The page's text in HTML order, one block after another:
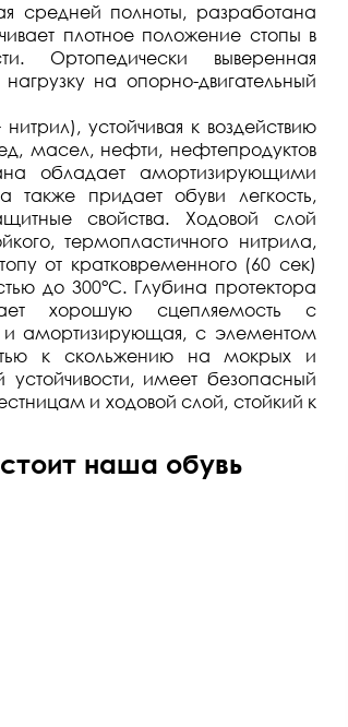
средней полноты, разработана
плотное положение стопы в
Ортопедически выверенная
на опорно-двигательный
устойчивая к воздействию
масел, нефти, нефтепродуктов
обладает амортизирующими
также придает обуви легкость,
свойства. Ходовой слой
термопластичного нитрила,
от кратковременного (60 сек)
до 300°С. Глубина протектора
хорошую сцепляемость с
и амортизирующая, с элементом
к скольжению на мокрых и
имеет безопасный
и ходовой слой, стойкий к
наша обувь